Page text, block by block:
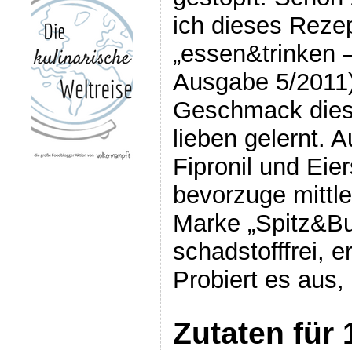
ich dieses
„essen&trinken
Ausgabe 5/
Geschmack
lieben gelernt.
Fipronil und
bevorzuge
Marke
schadstofffrei,
Probiert es
Zutaten für